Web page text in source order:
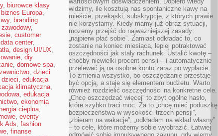
, biurowce klasy
biznes Europa,
, branding
,
, customer
data center,
, design UI/UX,
, diy
, domowe spa,
, dzieci
, edukacja
klimatyczna,
, edukacja
, ekonomia
cieplna,
, eventy
Ads, fashion
, finanse
widzimy, ile kosztują nas spontaniczne kawy na
mieście, przekąski, subskrypcje, z których prawie
nie korzystamy. Kiedy mamy już obraz sytuacji,
możemy przejść do najważniejszej zasady:
„najpierw płać sobie”. Zamiast odkładać to, co
zostanie na koniec miesiąca, lepiej potraktować
oszczędności jak stały rachunek. Ustalić kwotę –
choćby niewielki procent pensji – i automatycznie
przelewać ją na osobne konto zaraz po wypłacie.
To zmienia wszystko, bo oszczędzanie przestaje
być opcją, a staje się elementem budżetu. Warto
również rozdzielić oszczędności na konkretne cele.
„Chcę oszczędzać więcej” to zbyt ogólne hasło,
które szybko traci moc. Za to „chcę mieć poduszkę
bezpieczeństwa w wysokości trzech pensji”,
„zbieram na wakacje”, „odkładam na wkład własny”
– to cele, które możemy sobie wyobrazić. Łatwiej